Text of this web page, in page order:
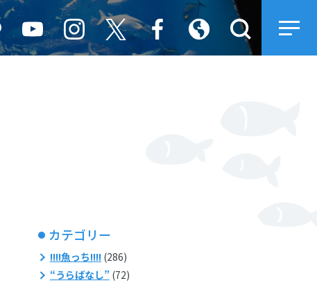
カテゴリー
!!!!魚っち!!!!(286)
“うらばなし”(72)